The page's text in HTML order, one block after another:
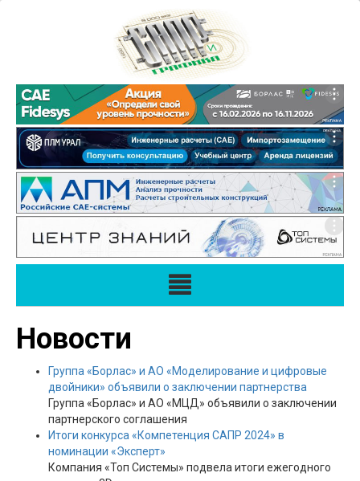
Новости
Группа «Борлас» и АО «Моделирование и цифровые
двойники» объявили о заключении партнерства
Группа «Борлас» и АО «МЦД» объявили о заключении
партнерского соглашения
Итоги конкурса «Компетенция САПР 2024» в
номинации «Эксперт»
Компания «Топ Системы» подвела итоги ежегодного